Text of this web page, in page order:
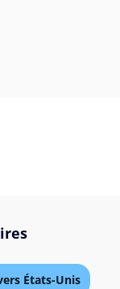
États-Unis